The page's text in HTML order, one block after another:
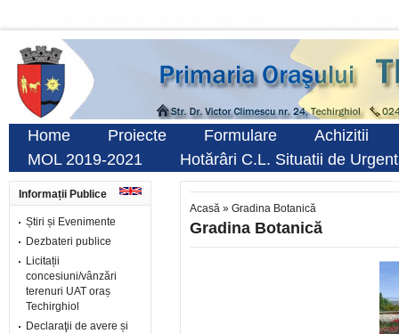
Home Proiecte Formulare
Achizitii
MOL 2019-2021
Hotărâri C.L. Situatii de
Informații Publice
Știri și Evenimente
Dezbateri publice
Licitații
concesiuni/vânzări
terenuri UAT oraș
Techirghiol
Declaraţii de avere și
Acasă » Gradina Botanică
Gradina Botanică